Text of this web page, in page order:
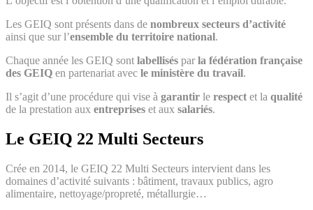
Les GEIQ sont présents dans de nombreux secteurs d’activité
ainsi que sur l’ensemble du territoire national.
Chaque année les GEIQ sont labellisés par la fédération française
des GEIQ en partenariat avec le ministère du travail.
Il s’agit d’une procédure qui vise à garantir le respect et la qualité
de la prestation aux entreprises et aux salariés.
Le GEIQ 22 Multi Secteurs
Crée en 2014, le GEIQ 22 Multi Secteurs intervient dans les
domaines d’activité suivants : bâtiment, travaux publics, agro
alimentaire, nettoyage/propreté, métallurgie…